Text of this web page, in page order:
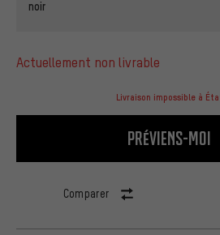
noir
actuellement non livrable
Livraison impossible à
Préviens-moi
Comparer